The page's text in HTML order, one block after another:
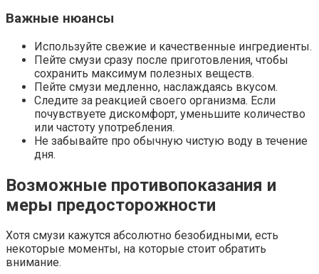
Важные нюансы
Используйте свежие и качественные ингредиенты.
Пейте смузи сразу после приготовления, чтобы
сохранить максимум полезных веществ.
Пейте смузи медленно, наслаждаясь вкусом.
Следите за реакцией своего организма. Если
почувствуете дискомфорт, уменьшите количество
или частоту употребления.
Не забывайте про обычную чистую воду в течение
дня.
Возможные противопоказания и
меры предосторожности
Хотя смузи кажутся абсолютно безобидными, есть
некоторые моменты, на которые стоит обратить
внимание.